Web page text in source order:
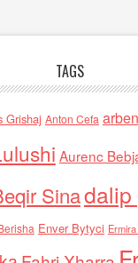
TAGS
Grishaj Anton Cefa
Aurenc
Sinadalip
Enver Bytyci